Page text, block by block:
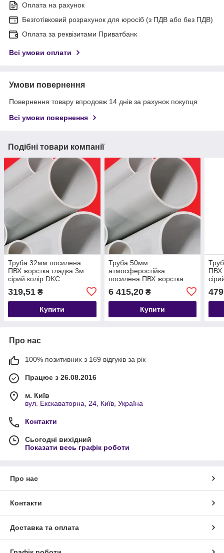
Оплата на рахунок
Безготівковий розрахунок для юросіб (з ПДВ або без ПДВ)
Оплата за реквізитами Приватбанк
Всі умови оплати
Умови повернення
Повернення товару впродовж 14 днів за рахунок покупця
Всі умови повернення
Подібні товари компанії
Труба 32мм посилена
ПВХ жорстка гладка 3м
сірий колір DKC
319,51 ₴
Купити
Труба 50мм
атмосферостійка
посилена ПВХ жорстка
гладка 3м (упаковка 9м)
сіра DKC
6 415,20₴
Купити
ПВХ
Про нас
100% позитивних з 169 відгуків за рік
Працює з 26.08.2016
м. Київ
вул. Екскаваторна, 24, Київ, Україна
Контакти
Сьогодні вихідний
Показати весь графік роботи
Про нас
Контакти
Доставка та оплата